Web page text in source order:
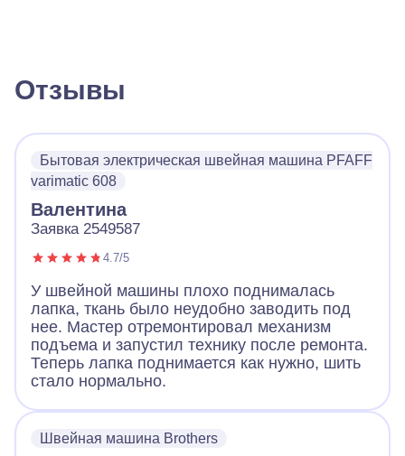
Отзывы
Бытовая электрическая швейная машина PFAFF
varimatic 608
Валентина
Заявка 2549587
4.7/5
У швейной машины плохо поднималась
лапка, ткань было неудобно заводить под
нее. Мастер отремонтировал механизм
подъема и запустил технику после ремонта.
Теперь лапка поднимается как нужно, шить
стало нормально.
Швейная машина Brothers